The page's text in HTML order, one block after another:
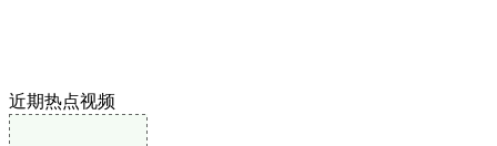
近期热点视频